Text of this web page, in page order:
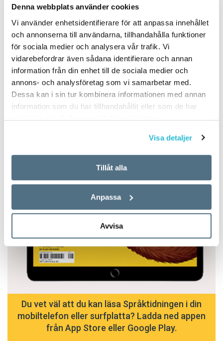
Denna webbplats använder cookies
Vi använder enhetsidentifierare för att anpassa innehållet
och annonserna till användarna, tillhandahålla funktioner
för sociala medier och analysera vår trafik. Vi
vidarebefordrar även sådana identifierare och annan
information från din enhet till de sociala medier och
annons- och analysföretag som vi samarbetar med.
Dessa kan i sin tur kombinera informationen med annan
information som du har tillhandahållit eller som de har
samlat in när du har använt deras tjänster.
Visa detaljer
Tillåt alla
Anpassa
Avvisa
Du vet väl att du kan läsa Språktidningen i din
mobiltelefon eller surfplatta? Ladda ned appen
från App Store eller Google Play.